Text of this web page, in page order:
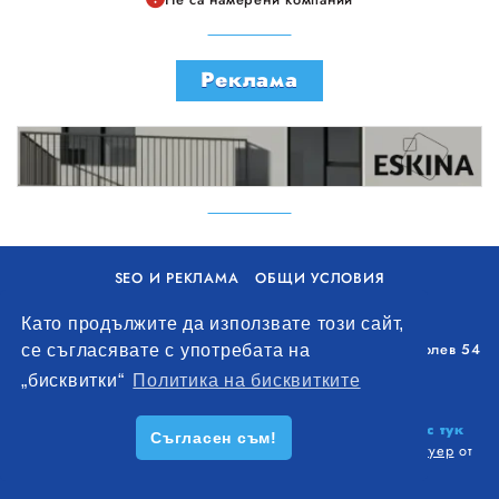
Като продължите да използвате този сайт,
се съгласявате с употребата на
„бисквитки“ Политика на бисквитките
Съгласен съм!
Реклама
SEO И РЕКЛАМА
ОБЩИ УСЛОВИЯ
Уолоу Интернешънъл ЕООД, гр. Варна, бул. Генерал Колев 54
+359 893 621 112
office@remontna-brigada.com
Създай профил на своя строителен бизнес тук
. Всички права запазени. Изработка на софтуер от